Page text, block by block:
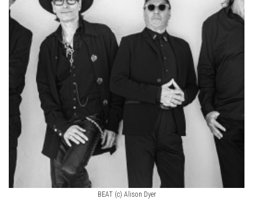
BEAT (c) Alison Dyer